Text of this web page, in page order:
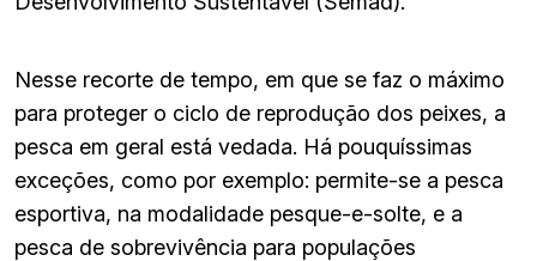
Nesse recorte de tempo, em que se faz o máximo
para proteger o ciclo de reprodução dos peixes, a
pesca em geral está vedada. Há pouquíssimas
exceções, como por exemplo: permite-se a pesca
esportiva, na modalidade pesque-e-solte, e a
pesca de sobrevivência para populações